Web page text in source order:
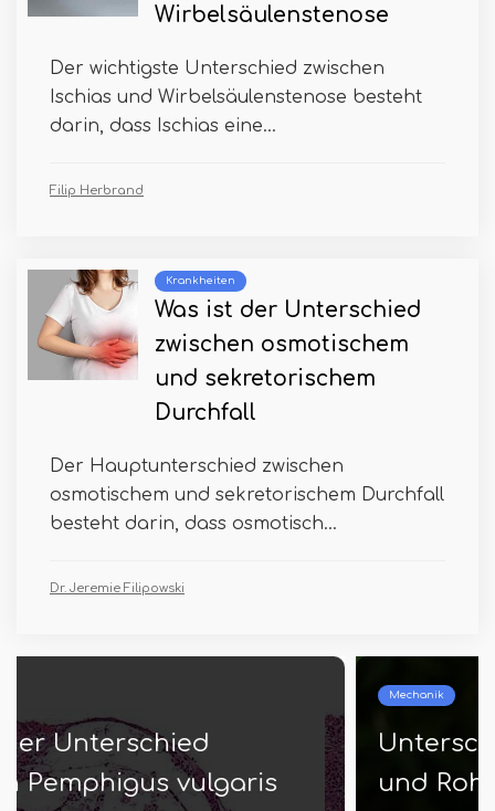
Wirbelsäulenstenose
Der wichtigste Unterschied zwischen
Ischias und Wirbelsäulenstenose besteht
darin, dass Ischias eine...
Filip Herbrand
Krankheiten
Was ist der Unterschied
zwischen osmotischem
und sekretorischem
Durchfall
Der Hauptunterschied zwischen
osmotischem und sekretorischem Durchfall
besteht darin, dass osmotisch...
Dr. Jeremie Filipowski
Unterschied zwischen Schlauch
und Rohr